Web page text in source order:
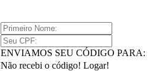
ENVIAMOS SEU CÓDIGO PARA:
Não recebi o código! Logar!